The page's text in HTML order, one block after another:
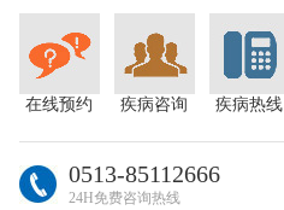
在线预约 疾病咨询 疾病热线
0513-85112666
24H免费咨询热线